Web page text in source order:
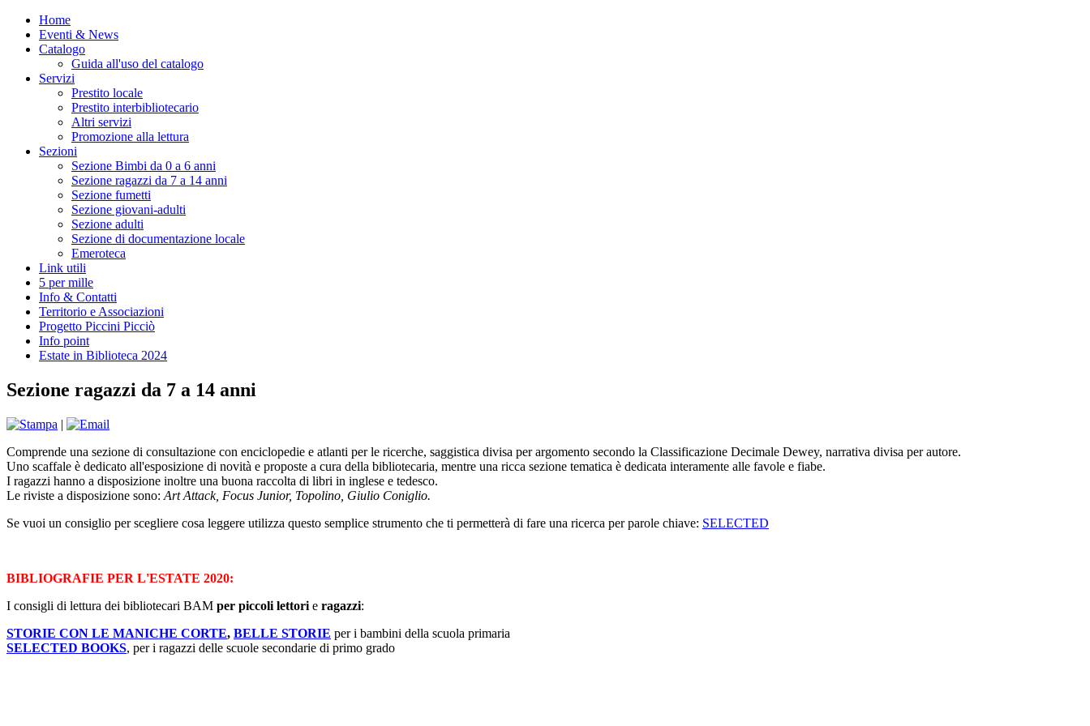
Home
Eventi & News
Catalogo
Guida all'uso del catalogo
Servizi
Prestito locale
Prestito interbibliotecario
Altri servizi
Promozione alla lettura
Sezioni
Sezione Bimbi da 0 a 6 anni
Sezione ragazzi da 7 a 14 anni
Sezione fumetti
Sezione giovani-adulti
Sezione adulti
Sezione di documentazione locale
Emeroteca
Link utili
5 per mille
Info & Contatti
Territorio e Associazioni
Progetto Piccini Picciò
Info point
Estate in Biblioteca 2024
Sezione ragazzi da 7 a 14 anni
|
Comprende una sezione di consultazione con enciclopedie e atlanti per le ricerche, saggistica divisa per argomento secondo la Classificazione Decimale Dewey, narrativa divisa per autore.
Uno scaffale è dedicato all'esposizione di novità e proposte a cura della bibliotecaria, mentre una ricca sezione tematica è dedicata interamente alle favole e fiabe.
I ragazzi hanno a disposizione inoltre una buona raccolta di libri in inglese e tedesco.
Le riviste a disposizione sono: Art Attack, Focus Junior, Topolino, Giulio Coniglio.
Se vuoi un consiglio per scegliere cosa leggere utilizza questo semplice strumento che ti permetterà di fare una ricerca per parole chiave: SELECTED
BIBLIOGRAFIE PER L'ESTATE 2020:
I consigli di lettura dei bibliotecari BAM per piccoli lettori e ragazzi:
STORIE CON LE MANICHE CORTE, BELLE STORIE per i bambini della scuola primaria
SELECTED BOOKS, per i ragazzi delle scuole secondarie di primo grado